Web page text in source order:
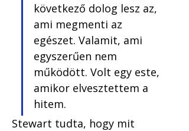
következő dolog lesz az,
ami megmenti az
egészet. Valamit, ami
egyszerűen nem
működött. Volt egy este,
amikor elvesztettem a
hitem.
Stewart tudta, hogy mit